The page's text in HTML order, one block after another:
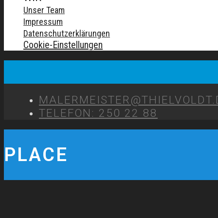
Unser Team
Impressum
Datenschutzerklärungen
Cookie-Einstellungen
TELEFON: 250 22 88
PLACE